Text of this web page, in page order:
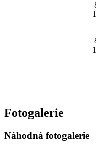
Fotogalerie
Náhodná fotogalerie